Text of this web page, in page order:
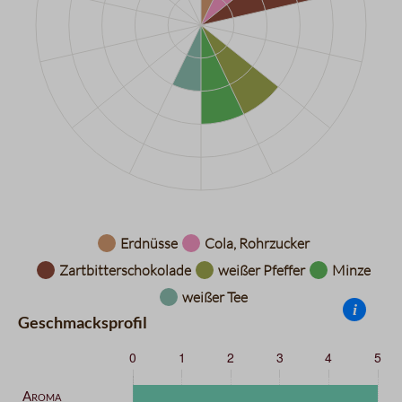
Datentabelle für das Diagramm: Aromarad
Erdnüsse
Cola, Rohrzucker
Zartbitterschokolade
weißer Pfeffer
Minze
weißer Tee
Geschmacksprofil
i